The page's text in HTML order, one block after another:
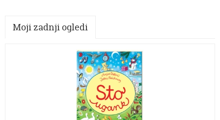
Moji zadnji ogledi